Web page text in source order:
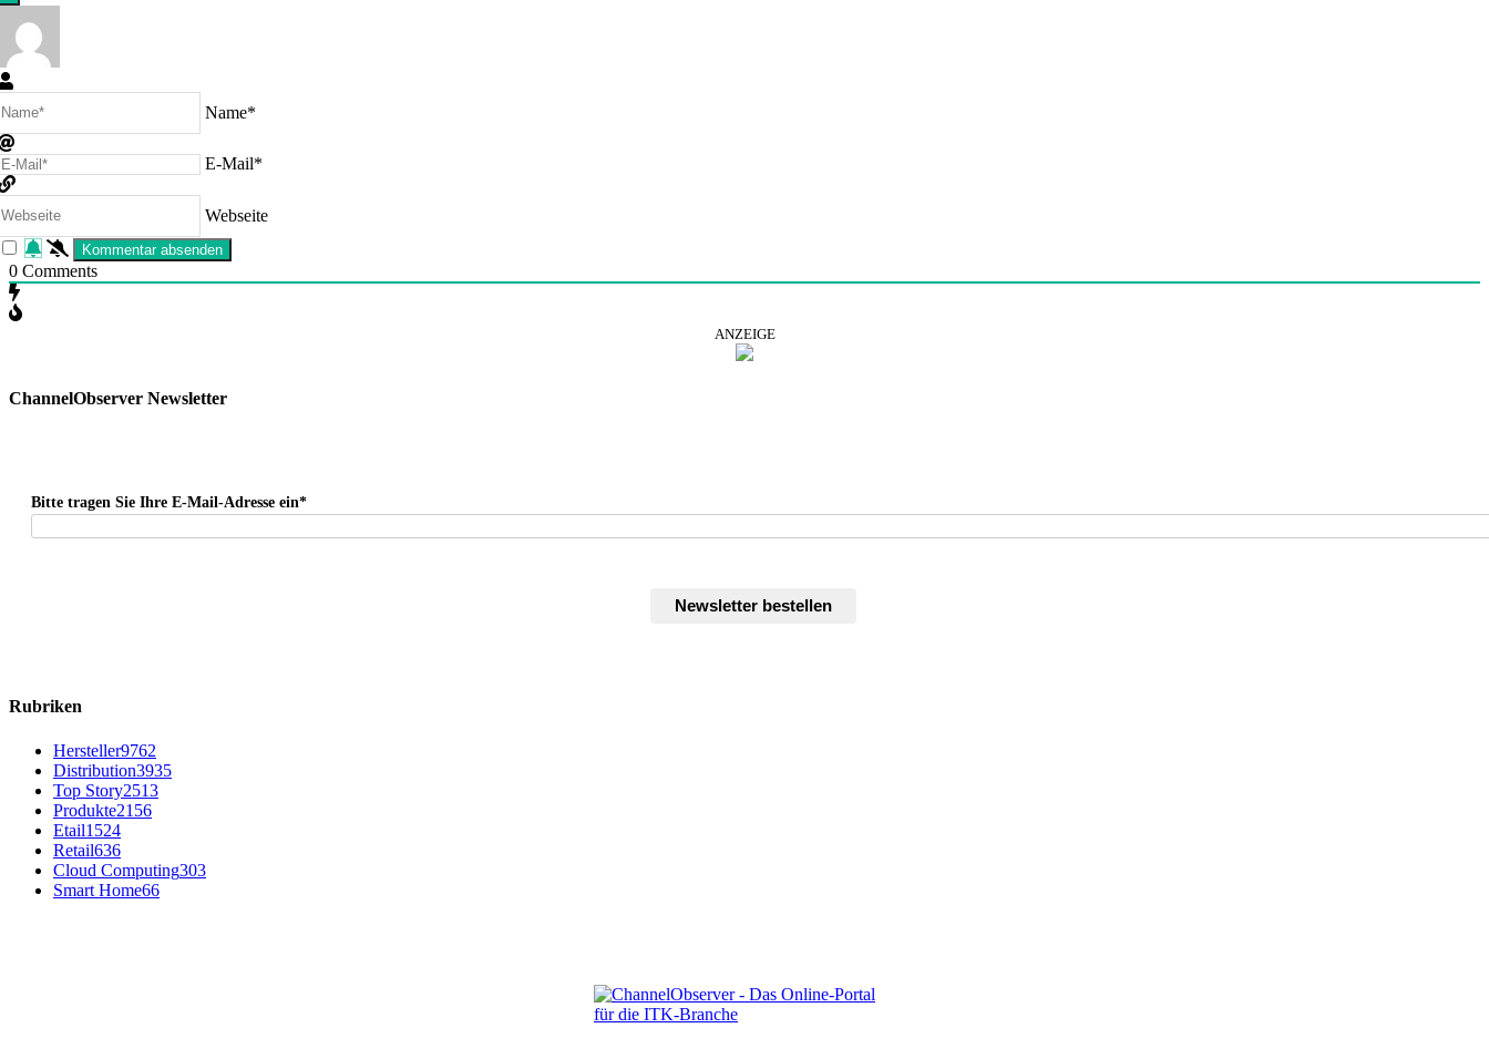
Name*
E-Mail*
Webseite
0 Comments
ANZEIGE
ChannelObserver Newsletter
Bitte tragen Sie Ihre E-Mail-Adresse ein*
Newsletter bestellen
Rubriken
Hersteller9762
Distribution3935
Top Story2513
Produkte2156
Etail1524
Retail636
Cloud Computing303
Smart Home66